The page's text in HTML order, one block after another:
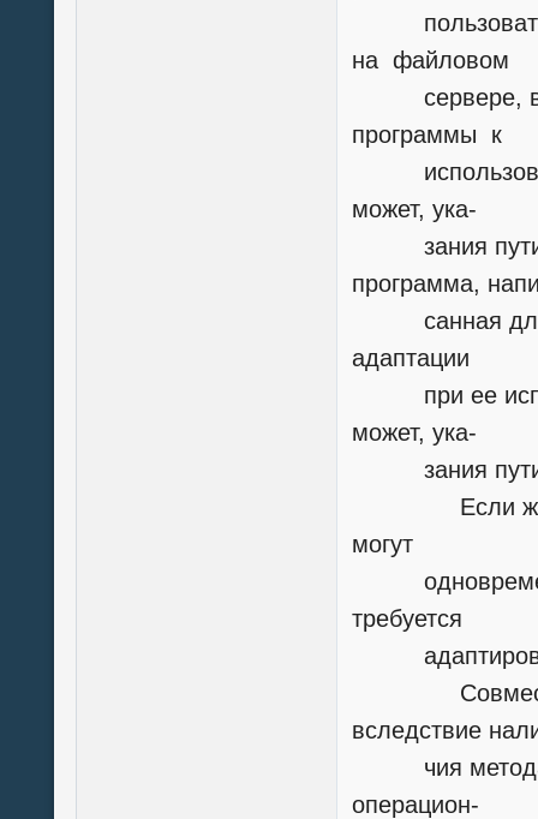
на файловом
сервере, вам
программы к
может, ука-
зания пути к
программа,
санная для
адаптации
при ее
может, ука-
зания пути
Если же
могут
требуется
Совместное
вследствие
чия метода
операцион-